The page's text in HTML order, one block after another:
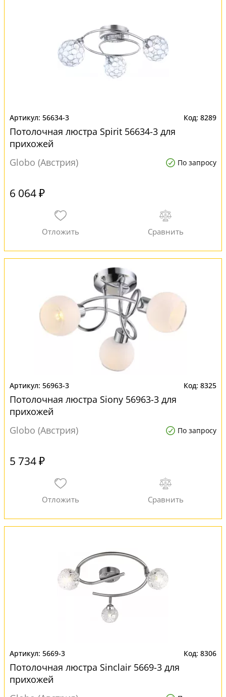
56634-3 8289
Потолочная люстра Spirit 56634-3 для
прихожей
Globo (Австрия)
По запросу
6 064 ₽
56963-3 8325
Потолочная люстра Siony 56963-3 для
прихожей
Globo (Австрия)
По запросу
5 734 ₽
5669-3 8306
Потолочная люстра Sinclair 5669-3 для
прихожей